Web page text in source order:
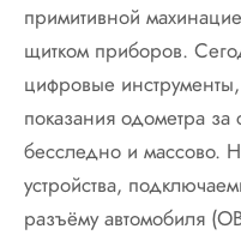
примитивной
щитком приборов.
цифровые
показания одометра
бесследно и массово.
устройства,
разъёму автомобиля